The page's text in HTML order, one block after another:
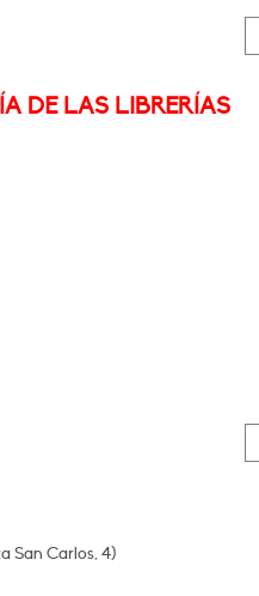
DE LAS LIBRERÍAS
San Carlos, 4)